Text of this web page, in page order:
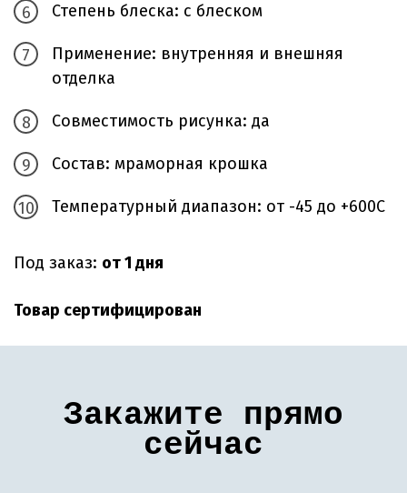
Степень блеска: с блеском
Применение: внутренняя и внешняя
отделка
Совместимость рисунка: да
Состав: мраморная крошка
Температурный диапазон: от -45 до +600С
Под заказ: от 1 дня
Товар сертифицирован
Закажите прямо
сейчас